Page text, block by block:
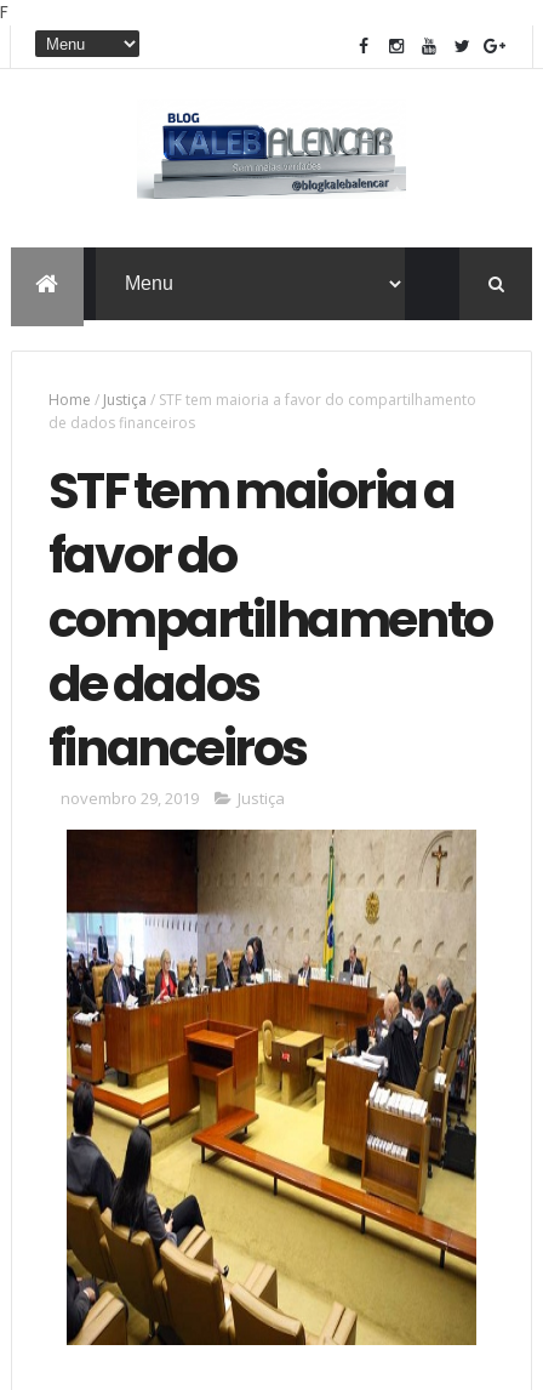
F
Home / Justiça / STF tem maioria a favor do compartilhamento
de dados financeiros
STF tem maioria a
favor do
compartilhamento
de dados
financeiros
novembro 29, 2019 Justiça